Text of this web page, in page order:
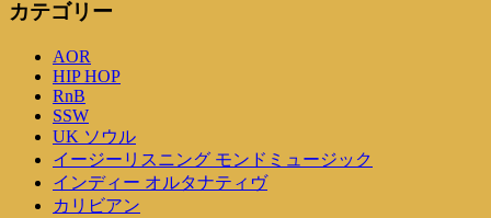
カテゴリー
AOR
HIP HOP
RnB
SSW
UK ソウル
イージーリスニング モンドミュージック
インディー オルタナティヴ
カリビアン